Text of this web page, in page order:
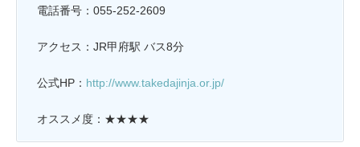
電話番号：055-252-2609
アクセス：JR甲府駅 バス8分
公式HP： http://www.takedajinja.or.jp/
オススメ度：★★★★